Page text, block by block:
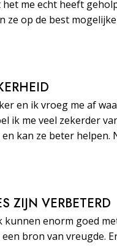
me echt heeft
ze op de best
en ik vroeg me af
ik me veel zekerder
kan ze beter helpen.
ZIJN VERBETERD
kunnen enorm goed
bron van vreugde.